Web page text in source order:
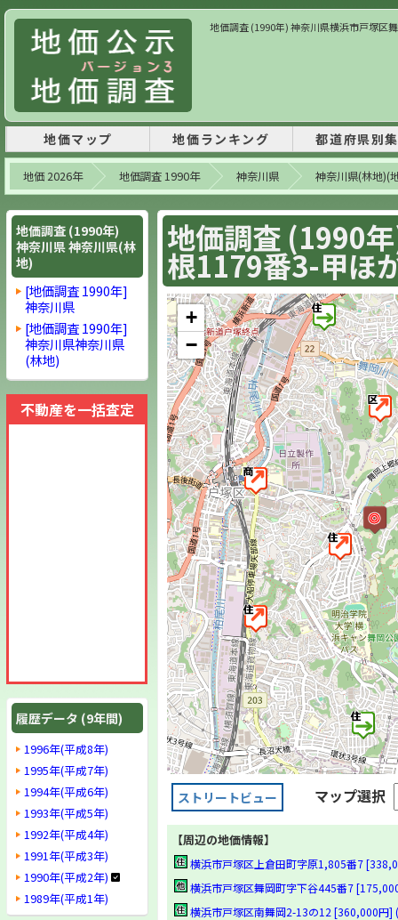
地価調査 (1990年) 神奈川県横浜市戸塚区
地価マップ 地価ランキング 都道府県別
地価 2026年 地価調査 1990年 神奈川県 神奈川県(林地)(
地価調査 (1990
根1179番3-甲ほ
+
−
ストリートビュー マップ選択
【周辺の地価情報】
横浜市戸塚区上倉田町字原1,805番7
横浜市戸塚区舞岡町字下谷445番7
横浜市戸塚区南舞岡2-13の12 [360,000円]
地価調査 (1990年)
神奈川県 神奈川県(林
地)
[地価調査 1990年]
神奈川県
[地価調査 1990年]
神奈川県神奈川県
(林地)
不動産を一括査定
履歴データ (9年間)
1996年(平成8年)
1995年(平成7年)
1994年(平成6年)
1993年(平成5年)
1992年(平成4年)
1991年(平成3年)
1990年(平成2年)
1989年(平成1年)